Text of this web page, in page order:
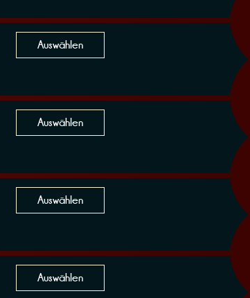
Auswählen
Auswählen
Auswählen
Auswählen